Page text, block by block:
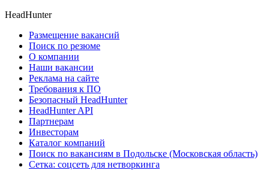
HeadHunter
Размещение вакансий
Поиск по резюме
О компании
Наши вакансии
Реклама на сайте
Требования к ПО
Безопасный HeadHunter
HeadHunter API
Партнерам
Инвесторам
Каталог компаний
Поиск по вакансиям в Подольске (Московская область)
Сетка: соцсеть для нетворкинга